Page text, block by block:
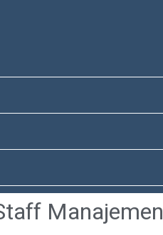
Manajemen